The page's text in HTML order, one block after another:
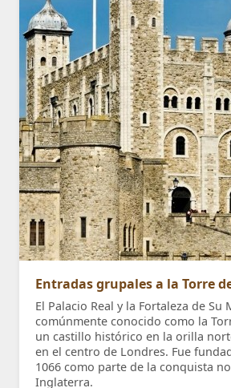
Entradas grupales a la Torre
El Palacio Real y la Fortaleza de Su
comúnmente conocido como la
un castillo histórico en la orilla
en el centro de Londres. Fue
1066 como parte de la conquista
Inglaterra.